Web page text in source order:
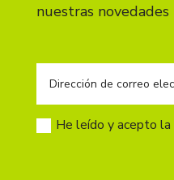
nuestras novedades
He leído y acepto la